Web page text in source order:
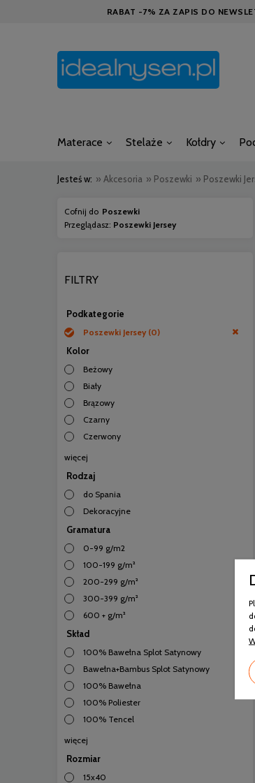
RABAT -7% ZA ZAPIS DO
Materace Stelaże Kołdry
Jesteś w: » Akcesoria » Poszewki » Poszewki
Cofnij do Poszewki
Przeglądasz: Poszewki Jersey
FILTRY
Podkategorie
Poszewki Jersey (0)
Kolor
Beżowy
Biały
Brązowy
Czarny
Czerwony
więcej
Rodzaj
do Spania
Dekoracyjne
Gramatura
0-99 g/m2
100-199 g/m²
200-299 g/m²
300-399 g/m²
600 + g/m²
Skład
100% Bawełna Splot Satynowy
Bawełna+Bambus Splot Satynowy
100% Bawełna
100% Poliester
100% Tencel
więcej
Rozmiar
15x40